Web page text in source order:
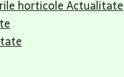
horticoleActualitate